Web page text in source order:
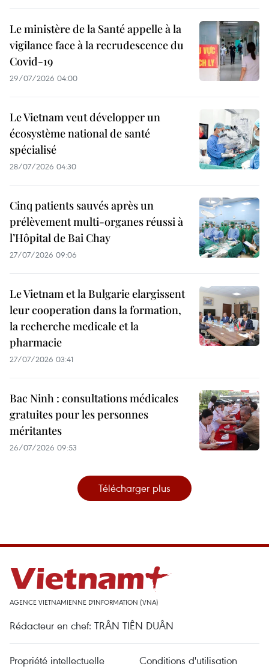
Le ministère de la Santé appelle à la
vigilance face à la recrudescence du
Covid-19
29/07/2026 04:00
Le Vietnam veut développer un
écosystème national de santé
spécialisé
28/07/2026 04:30
Cinq patients sauvés après un
prélèvement multi-organes réussi à
l’Hôpital de Bai Chay
27/07/2026 09:06
Le Vietnam et la Bulgarie elargissent
leur cooperation dans la formation,
la recherche medicale et la
pharmacie
27/07/2026 03:41
Bac Ninh : consultations médicales
gratuites pour les personnes
méritantes
26/07/2026 09:53
Télécharger plus
AGENCE VIETNAMIENNE D'INFORMATION (VNA)
Rédacteur en chef: TRÂN TIÊN DUÂN
Propriété intellectuelle Conditions d'utilisation